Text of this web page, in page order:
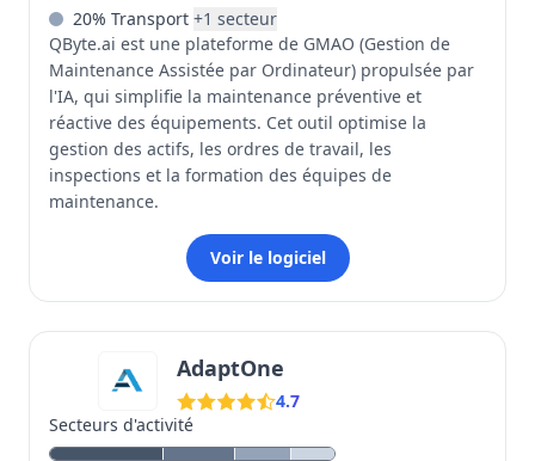
20% Transport +1 secteur
QByte.ai est une plateforme de GMAO (Gestion de
Maintenance Assistée par Ordinateur) propulsée par
l'IA, qui simplifie la maintenance préventive et
réactive des équipements. Cet outil optimise la
gestion des actifs, les ordres de travail, les
inspections et la formation des équipes de
maintenance.
Voir le logiciel
AdaptOne
4.7
Secteurs d'activité